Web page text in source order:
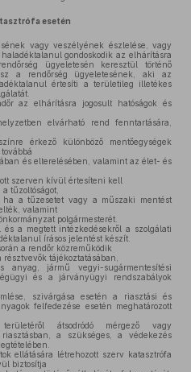
esetén
vagy veszélyének észlelése, vagy
gondoskodik az elhárításra
ügyeletesén keresztül történő
a rendőrség ügyeletesének, aki az
értesíti a területileg illetékes
az elhárításra jogosult hatóságok és
elvárható rend fenntartására,
érkező különböző mentőegységek
és elterelésében, valamint az élet- és
szerven kívül értesíteni kell
tűzoltóságot,
a tűzesetet vagy a műszaki mentést
valamint
polgármesterét.
a megtett intézkedésekről a szolgálati
írásos jelentést készít.
a rendőr közreműködik
tájékoztatásában,
jármű vegyi-sugármentesítési
és a járványügyi rendszabályok
szivárgása esetén a riasztási és
felfedezése esetén meghatározott
átsodródó mérgező vagy
a szükséges, a védekezés
ellátására létrehozott szerv katasztrófa
biztosítja